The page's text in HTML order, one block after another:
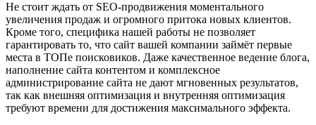
Не стоит ждать от SEO-продвижения моментального
увеличения продаж и огромного притока новых клиентов.
Кроме того, специфика нашей работы не позволяет
гарантировать то, что сайт вашей компании займёт первые
места в ТОПе поисковиков. Даже качественное ведение блога,
наполнение сайта контентом и комплексное
администрирование сайта не дают мгновенных результатов,
так как внешняя оптимизация и внутренняя оптимизация
требуют времени для достижения максимального эффекта.